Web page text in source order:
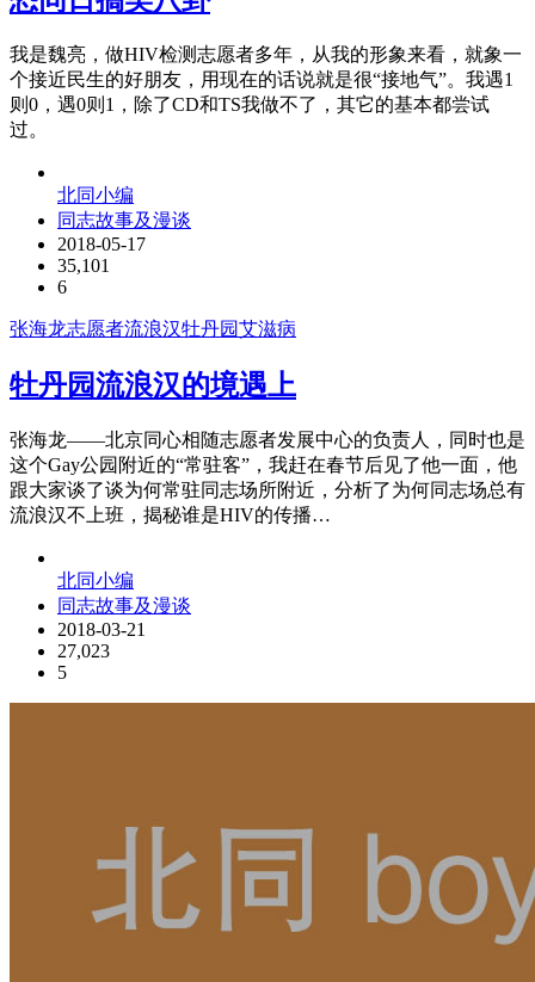
我是魏亮，做HIV检测志愿者多年，从我的形象来看，就象一
个接近民生的好朋友，用现在的话说就是很“接地气”。我遇1
则0，遇0则1，除了CD和TS我做不了，其它的基本都尝试
过。
北同小编
同志故事及漫谈
2018-05-17
35,101
6
张海龙志愿者流浪汉牡丹园艾滋病
牡丹园流浪汉的境遇上
张海龙——北京同心相随志愿者发展中心的负责人，同时也是
这个Gay公园附近的“常驻客”，我赶在春节后见了他一面，他
跟大家谈了谈为何常驻同志场所附近，分析了为何同志场总有
流浪汉不上班，揭秘谁是HIV的传播…
北同小编
同志故事及漫谈
2018-03-21
27,023
5